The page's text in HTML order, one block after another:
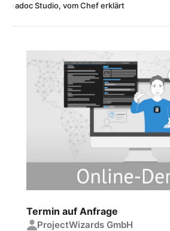
›adoc Studio, vom Chef erklärt
Termin auf Anfrage
ProjectWizards GmbH